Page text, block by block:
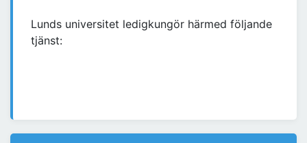
Lunds universitet ledigkungör härmed följande
tjänst: